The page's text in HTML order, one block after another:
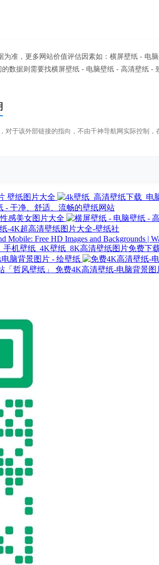
准，更多网站价值评估因素如：横屏壁纸 - 电
数据则需要找横屏壁纸 - 电脑壁纸 - 高清壁纸 -
于该外部链接的指向，不由千神导航网实际控制
壁纸图片大全
- 干净、舒适、流畅的壁纸网站
感美女图片大全
-4K超高清壁纸图片大全-壁纸社
Mobile: Free HD Images and Backgrounds |
手机壁纸_4K壁纸_8K高清壁纸图片免费下
脑背景图片 - 绘壁纸
免费4K高清壁纸-电脑背景图